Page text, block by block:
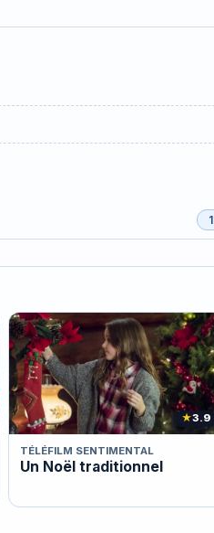
1
★3.9
TÉLÉFILM SENTIMENTAL
Un Noël traditionnel